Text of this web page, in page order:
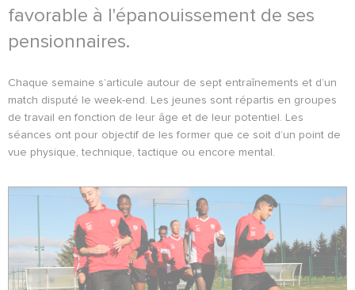
favorable à l'épanouissement de ses
pensionnaires.
Chaque semaine s’articule autour de sept entraînements et d’un
match disputé le week-end. Les jeunes sont répartis en groupes
de travail en fonction de leur âge et de leur potentiel. Les
séances ont pour objectif de les former que ce soit d’un point de
vue physique, technique, tactique ou encore mental.